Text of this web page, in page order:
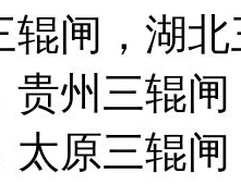
辊闸，湖
贵州三辊
太原三辊